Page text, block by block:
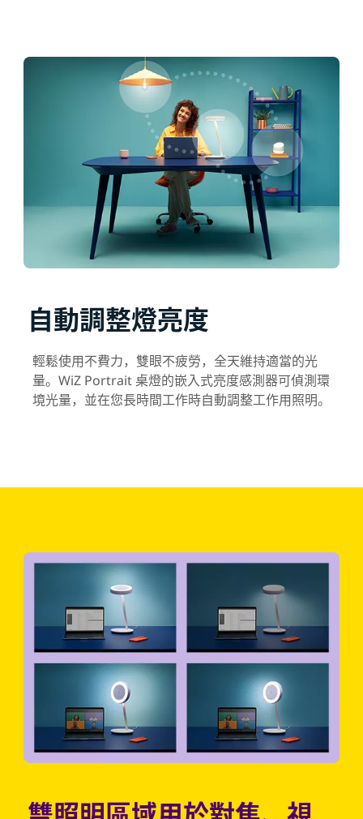
自動調整燈亮度
輕鬆使用不費力，雙眼不疲勞，全天維持適當的光
量。WiZ Portrait 桌燈的嵌入式亮度感測器可偵測環
境光量，並在您長時間工作時自動調整工作用照明。